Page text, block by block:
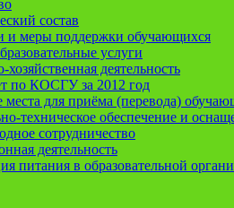
состав
и меры поддержки обучающихся
услуги
деятельность
по КОСГУ за 2012 год
места для приёма (перевода)
техническое обеспечение и
сотрудничество
деятельность
питания в образовательной